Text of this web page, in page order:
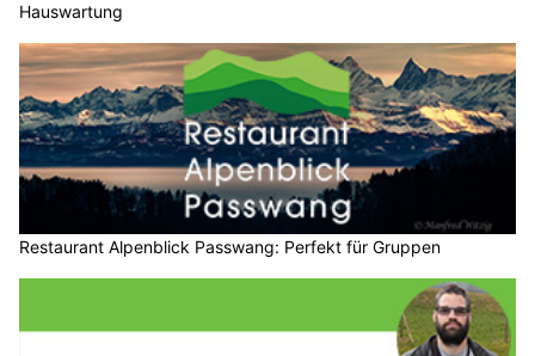
Hauswartung
Restaurant Alpenblick Passwang: Perfekt für Gruppen